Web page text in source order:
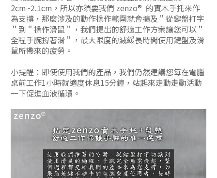
2cm~2.1cm，所以亦須要我們 zenzo® 的實木手托來作
為支撐，那麼涉及的動作操作範圍就會擴及＂從鍵盤打字
＂到＂操作滑鼠＂，我們提出的舒適工作方案讓您可以＂
全程手腕撐著滑＂，最大限度的減緩長時間使用鍵盤及滑
鼠所帶來的疲勞。
小提醒：即使使用我們的產品，我們仍然建議您每在電腦
桌前工作1小時就適度休息15分鐘，站起來走動走動活動
一下促進血液循環。